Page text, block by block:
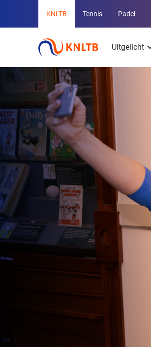
Overige
KNLTB
websites
KNLTB Tennis Padel
Hoofdmenu
Uitgelicht